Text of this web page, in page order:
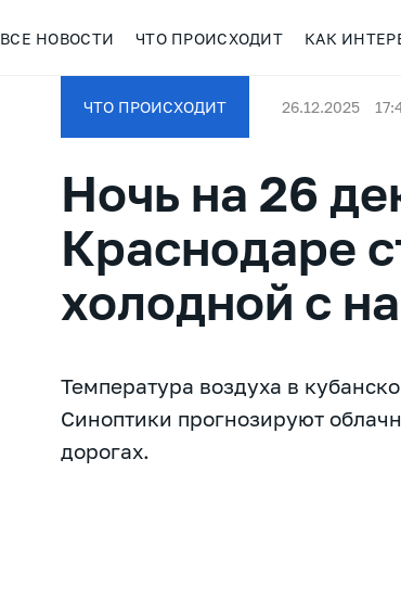
ВСЕ НОВОСТИ ЧТО ПРОИСХОДИТ КАК
ЧТО ПРОИСХОДИТ 26.12.2025
Ночь на 26
Краснодаре
холодной с
Температура воздуха в
Синоптики прогнозируют
дорогах.